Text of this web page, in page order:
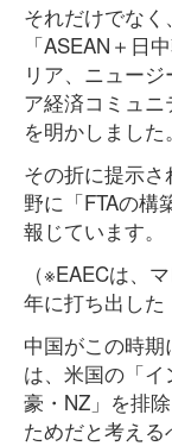
それだけでな
「ASEAN＋日
リア、ニュー
ア経済コミュ
を明かしました。
その折に提示
野に「FTAの構
報じています。
（※EAECは、
年に打ち出した
中国がこの時
は、米国の「イ
豪・NZ」を排
ためだと考える